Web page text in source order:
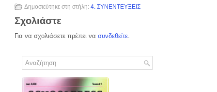
Δημοσιεύτηκε στη στήλη: 4. ΣΥΝΕΝΤΕΥΞΕΙΣ
Σχολιάστε
Για να σχολιάσετε πρέπει να συνδεθείτε.